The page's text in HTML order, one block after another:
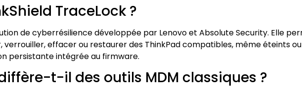
TraceLock ?
de cyberrésilience développée par Lenovo et Absolute Security. Elle
verrouiller, effacer ou restaurer des ThinkPad compatibles, même éteints ou
persistante intégrée au firmware.
t-il des outils MDM classiques ?